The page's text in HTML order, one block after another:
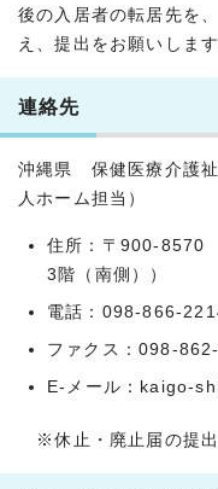
後の入居者の転居先を
え、提出をお願いします
連絡先
沖縄県 保健医療介護
人ホーム担当）
住所：〒900-8570
3階（南側））
電話：098-866-
ファクス：098-
E-メール：kaigo-
※休止・廃止届の提出